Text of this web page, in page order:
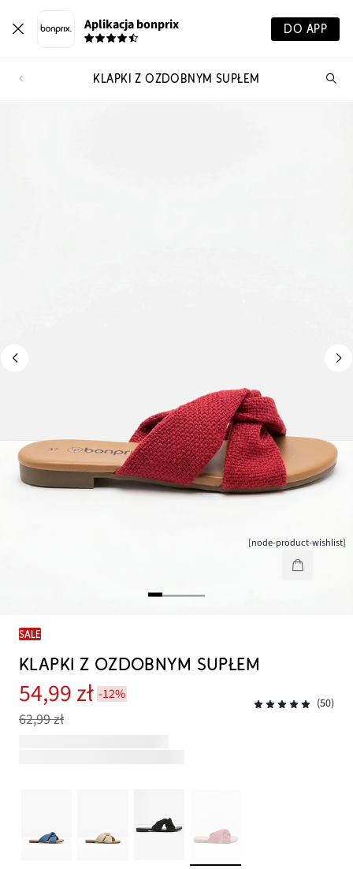
Aplikacja bonprix DO APP
KLAPKI Z OZDOBNYM SUPŁEM
[node-product-wishlist]
SALE
KLAPKI Z OZDOBNYM SUPŁEM
54,99 zł -12%
62,99 zł
(50)